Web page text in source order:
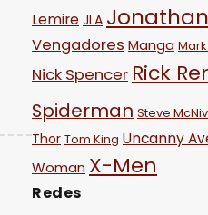
Lemire JLA
Vengadores Manga
Nick Spencer Rick
Spiderman Steve
Thor Tom King Uncanny
Woman X-Men
Redes